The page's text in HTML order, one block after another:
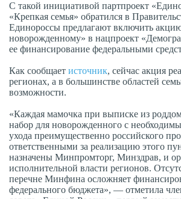
С такой инициативой партпроект
«Крепкая семья» обратился в
Единороссы предлагают включить
новорожденному» в нацпроект
ее финансирование федеральными
Как сообщает источник, сейчас акция
регионах, а в большинстве областей
возможности.
«Каждая мамочка при выписке из
набор для новорожденного с
ухода преимущественно российского
ответственными за реализацию этого
назначены Минпромторг, Минздрав, и
исполнительной власти регионов.
перечне Минфина осложняет
федерального бюджета», — отметила